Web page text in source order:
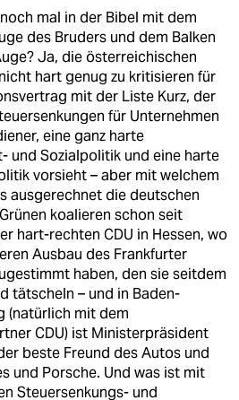
mal in der Bibel mit dem
des Bruders und dem Balken
Ja, die österreichischen
hart genug zu kritisieren für
mit der Liste Kurz, der
für Unternehmen
eine ganz harte
und Sozialpolitik und eine harte
vorsieht – aber mit welchem
ausgerechnet die deutschen
koalieren schon seit
hart-rechten CDU in Hessen, wo
Ausbau des Frankfurter
haben, den sie seitdem
tätscheln – und in Baden-
(natürlich mit dem
CDU) ist Ministerpräsident
beste Freund des Autos und
und Porsche. Und was ist mit
Steuersenkungs- und